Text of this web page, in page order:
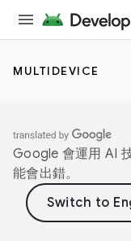
MULTIDEVICE
Google 會運用 AI
能會出錯。